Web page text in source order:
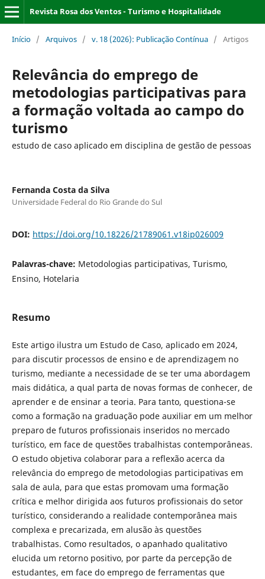
Revista Rosa dos Ventos - Turismo e Hospitalidade
Início / Arquivos / v. 18 (2026): Publicação Contínua / Artigos
Relevância do emprego de
metodologias participativas para
a formação voltada ao campo do
turismo
estudo de caso aplicado em disciplina de gestão de pessoas
Fernanda Costa da Silva
Universidade Federal do Rio Grande do Sul
DOI: https://doi.org/10.18226/21789061.v18ip026009
Palavras-chave: Metodologias participativas, Turismo,
Ensino, Hotelaria
Resumo
Este artigo ilustra um Estudo de Caso, aplicado em 2024,
para discutir processos de ensino e de aprendizagem no
turismo, mediante a necessidade de se ter uma abordagem
mais didática, a qual parta de novas formas de conhecer, de
aprender e de ensi­nar a teoria. Para tanto, questiona-se
como a formação na graduação pode auxiliar em um melhor
preparo de futuros profissionais inseridos no mercado
turístico, em face de questões trabalhistas contemporâneas.
O estudo objetiva colaborar para a reflexão acerca da
relevância do emprego de metodologias participativas em
sala de aula, para que estas promovam uma formação
crítica e melhor dirigida aos futuros profissionais do setor
turístico, considerando a realidade contemporânea mais
complexa e precarizada, em alusão às questões
trabalhistas. Como resultados, o apanhado qualitativo
elucida um retorno positivo, por parte da percepção de
estudantes, em face do emprego de ferramentas que